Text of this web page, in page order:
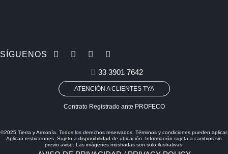
SÍGUENOS
33 3901 7642
ATENCIÓN A CLIENTES TYA
Contrato Registrado ante PROFECO
©2025 Tierra y Armonía. Todos los derechos reservados. Términos y condiciones pueden aplicar.
Aplican restricciones. Sujeto a disponibilidad de ubicación. Información sujeta a cambios sin
previo aviso. Las imágenes mostradas son solo ilustrativas.